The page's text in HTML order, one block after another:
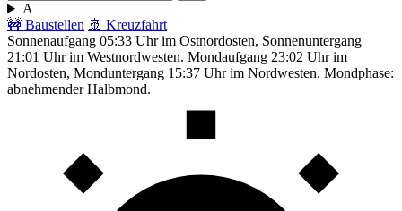
A
🚧 Baustellen 🚢 Kreuzfahrt
Sonnenaufgang 05:33 Uhr im Ostnordosten, Sonnenuntergang
21:01 Uhr im Westnordwesten. Mondaufgang 23:02 Uhr im
Nordosten, Monduntergang 15:37 Uhr im Nordwesten. Mondphase:
abnehmender Halbmond.